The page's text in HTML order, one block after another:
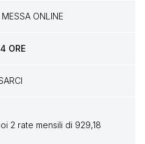
ONLINE
ORE
2 rate mensili di 929,18